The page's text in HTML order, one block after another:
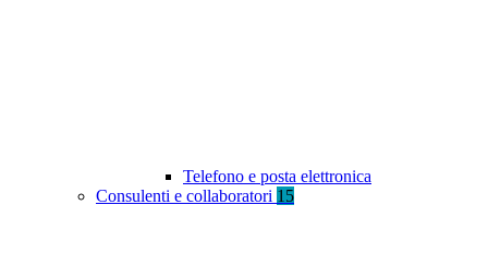
Telefono e posta elettronica
Consulenti e collaboratori 15